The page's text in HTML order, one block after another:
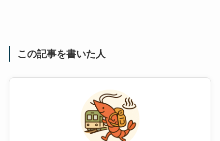
この記事を書いた人